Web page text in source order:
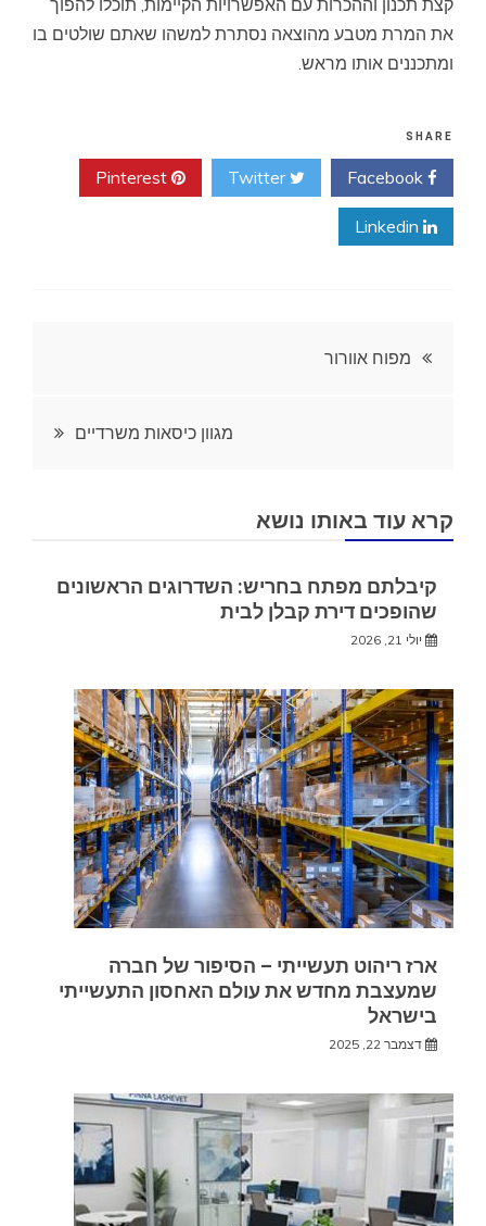
את המרת מטבע מהוצאה נסתרת למשהו שאתם שולטים בו
ומתכננים אותו מראש.
SHARE
Twitter
ניווטמפוח אוורור
מגוון כיסאות משרדיים
קרא עוד באותו נושא
קיבלתם מפתח בחריש: השדרוגים הראשונים
שהופכים דירת קבלן לבית
יולי 21, 2026
ארז ריהוט תעשייתי – הסיפור של חברה
שמעצבת מחדש את עולם האחסון התעשייתי
בישראל
דצמבר 22, 2025